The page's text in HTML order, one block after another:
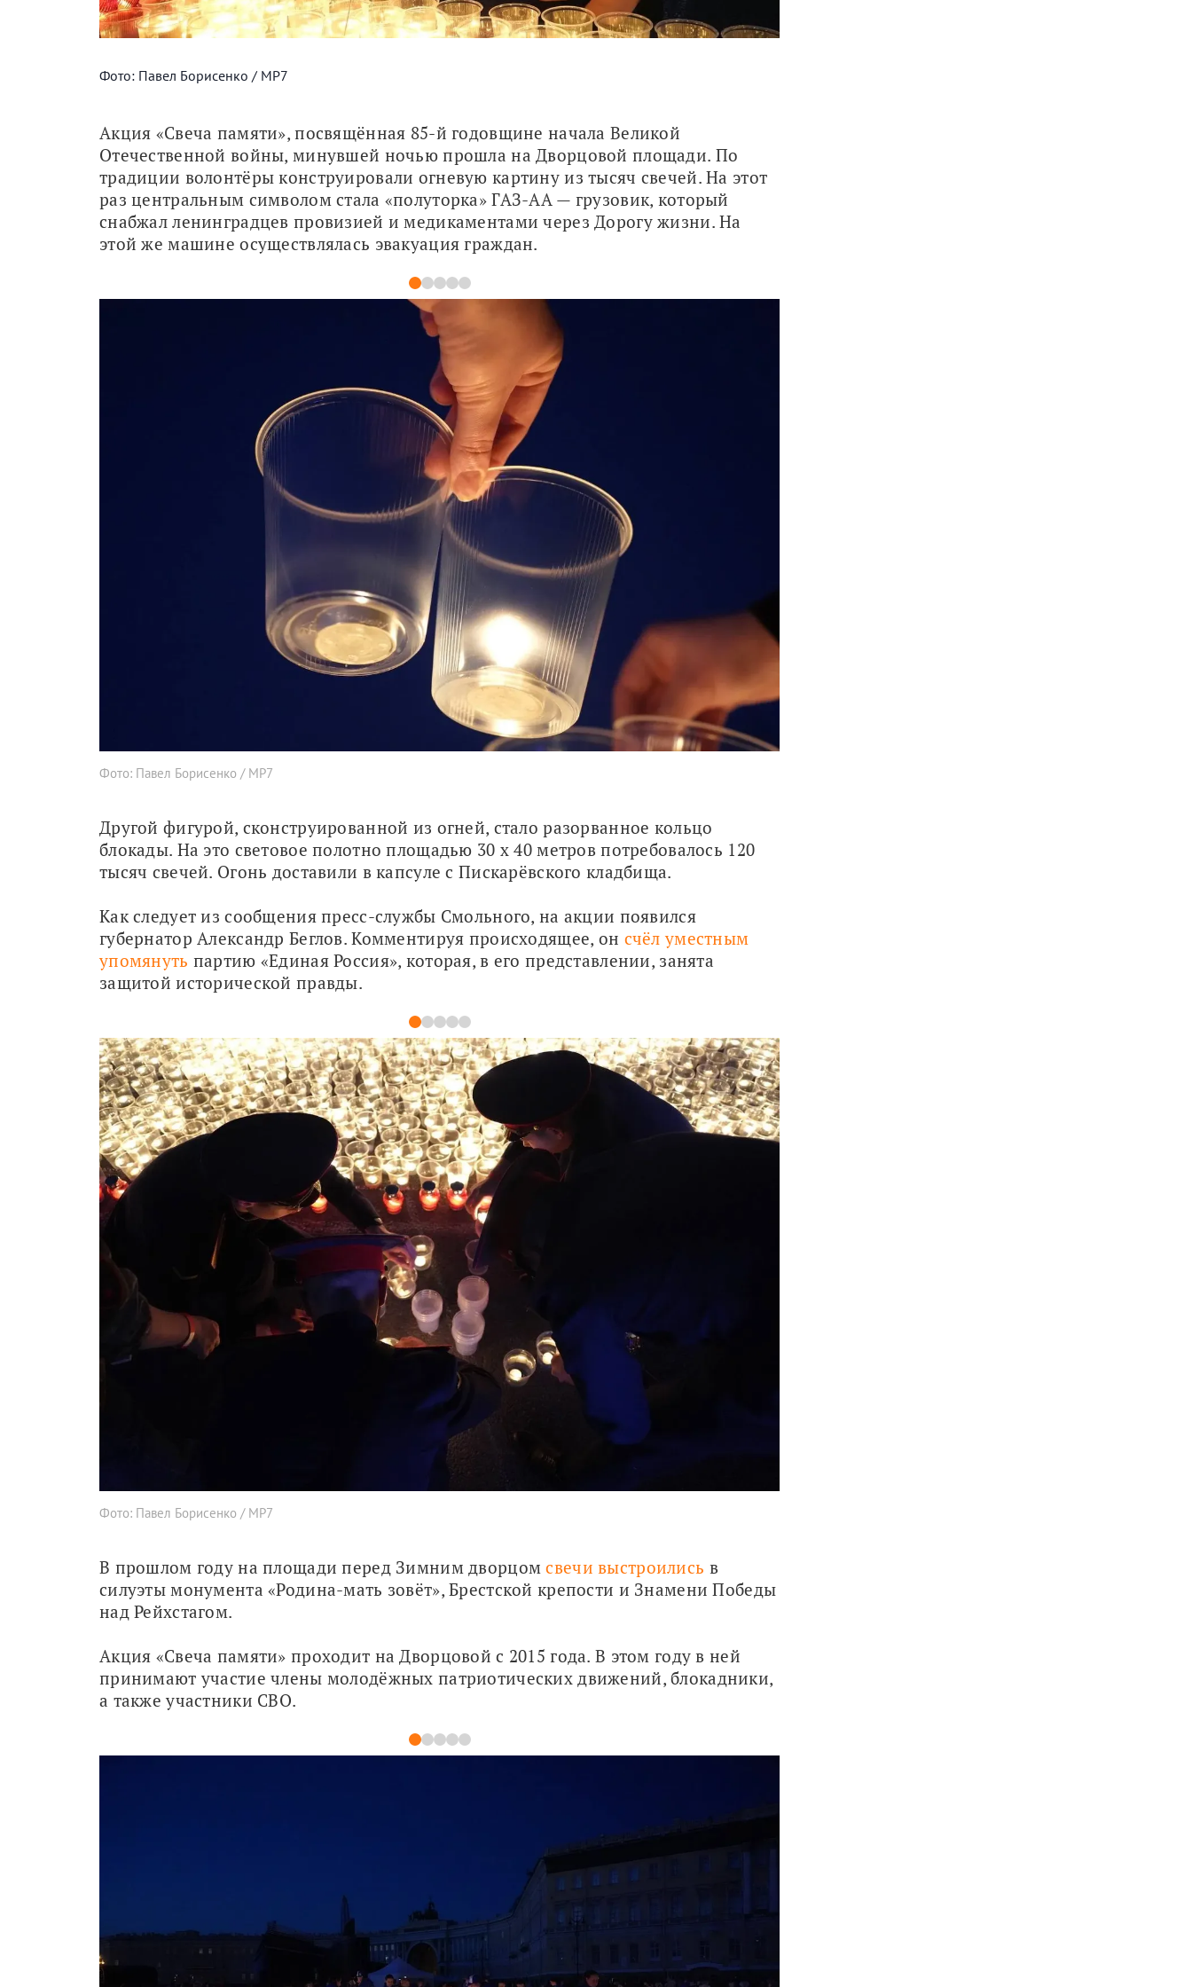
Фото: Павел Борисенко / МР7
Акция «Свеча памяти», посвящённая 85-й годовщине начала Великой
Отечественной войны, минувшей ночью прошла на Дворцовой площади. По
традиции волонтёры конструировали огневую картину из тысяч свечей. На этот
раз центральным символом стала «полуторка» ГАЗ-АА — грузовик, который
снабжал ленинградцев провизией и медикаментами через Дорогу жизни. На
этой же машине осуществлялась эвакуация граждан.
1 2 3 4 5
Фото: Павел Борисенко / МР7
Другой фигурой, сконструированной из огней, стало разорванное кольцо
блокады. На это световое полотно площадью 30 х 40 метров потребовалось 120
тысяч свечей. Огонь доставили в капсуле с Пискарёвского кладбища.
Как следует из сообщения пресс-службы Смольного, на акции появился
губернатор Александр Беглов. Комментируя происходящее, он счёл уместным
упомянуть партию «Единая Россия», которая, в его представлении, занята
защитой исторической правды.
1 2 3 4 5
Фото: Павел Борисенко / МР7
В прошлом году на площади перед Зимним дворцом свечи выстроились в
силуэты монумента «Родина-мать зовёт», Брестской крепости и Знамени Победы
над Рейхстагом.
Акция «Свеча памяти» проходит на Дворцовой с 2015 года. В этом году в ней
принимают участие члены молодёжных патриотических движений, блокадники,
а также участники СВО.
1 2 3 4 5